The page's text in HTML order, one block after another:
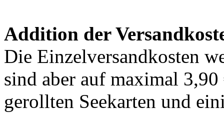
Addition der
Die Einzelversandkosten
sind aber auf maximal 3,90
gerollten Seekarten und